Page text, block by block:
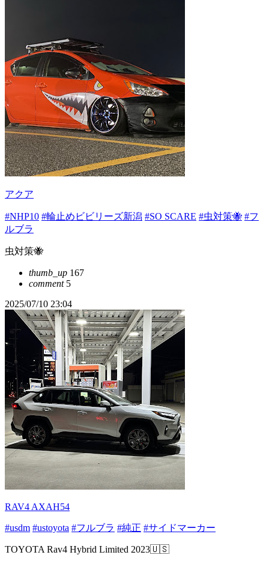
アクア
#NHP10 #輪止めビビリーズ新潟 #SO SCARE #虫対策🐝 #フ
ルブラ
虫対策🐝
thumb_up 167
comment5
2025/07/10 23:04
RAV4 AXAH54
#usdm #ustoyota #フルブラ #純正 #サイドマーカー
TOYOTA Rav4 Hybrid Limited 2023🇺🇸